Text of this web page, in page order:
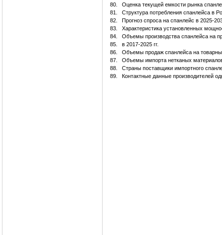
80.
Оценка текущей емкости рынка
81.
Структура потребления спанлейса в
82.
Прогноз спроса на спанлейс в 2025-
83.
Характеристика установленных
84.
Объемы производства спанлейса на
85.
в 2017-2025 гг.
86.
Объемы продаж спанлейса на
87.
Объемы импорта нетканых
88.
Страны поставщики импортного
89.
Контактные данные производителей